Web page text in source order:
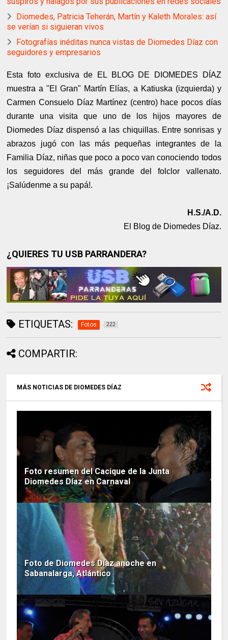
Diomedes, Patricia Teherán, Martín y Kaleth Morales: así
se verían si siguieran vivos
Fotografías inéditas nunca vistas de Diomedes Díaz con
seguidores y empresarios
Esta foto exclusiva de EL BLOG DE DIOMEDES DÍAZ
muestra a "El Gran" Martín Elías, a Katiuska (izquierda) y
Carmen Consuelo Díaz Martínez (centro) hace pocos días
durante una visita que uno de los hijos mayores de
Diomedes Díaz dispensó a las chiquillas. Entre sonrisas y
abrazos jugó con las más pequeñas integrantes de la
Familia Díaz, niñas que poco a poco van conociendo todos
los seguidores del más grande del folclor vallenato.
¡Salúdenme a su papá!.
H.S./A.D.
El Blog de Diomedes Díaz.
¿QUIERES TU USB PARRANDERA?
ETIQUETAS: Fotos 222
COMPARTIR:
MÁS NOTICIAS DE DIOMEDES DÍAZ
Foto resumen del Cacique de la Junta
Diomedes Díaz en Carnaval
Foto de Diomedes Díaz anoche en
Sabanalarga, Atlántico